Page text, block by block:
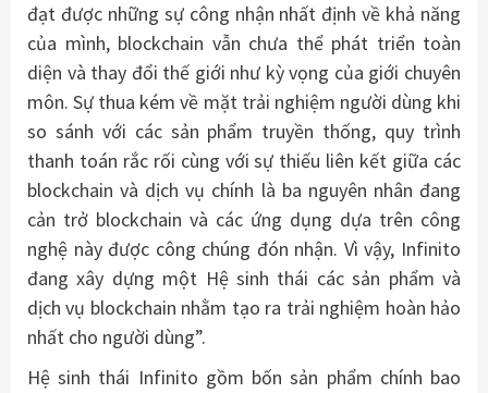
đạt được những sự công nhận nhất định về khả năng
của mình, blockchain vẫn chưa thể phát triển toàn
diện và thay đổi thế giới như kỳ vọng của giới chuyên
môn. Sự thua kém về mặt trải nghiệm người dùng khi
so sánh với các sản phẩm truyền thống, quy trình
thanh toán rắc rối cùng với sự thiếu liên kết giữa các
blockchain và dịch vụ chính là ba nguyên nhân đang
cản trở blockchain và các ứng dụng dựa trên công
nghệ này được công chúng đón nhận. Vì vậy, Infinito
đang xây dựng một Hệ sinh thái các sản phẩm và
dịch vụ blockchain nhằm tạo ra trải nghiệm hoàn hảo
nhất cho người dùng”.
Hệ sinh thái Infinito gồm bốn sản phẩm chính bao